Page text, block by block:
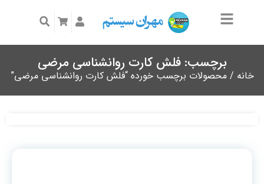
برچسب: فلش کارت روانشناسی مرضی
خانه / محصولات برچسب خورده “فلش کارت روانشناسی مرضی”